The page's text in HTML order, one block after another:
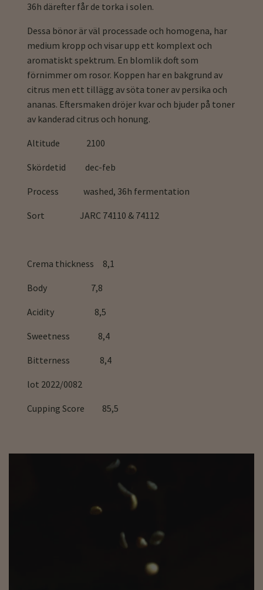
36h därefter får de torka i solen.
Dessa bönor är väl processade och homogena, har
medium kropp och visar upp ett komplext och
aromatiskt spektrum. En blomlik doft som
förnimmer om rosor. Koppen har en bakgrund av
citrus men ett tillägg av söta toner av persika och
ananas. Eftersmaken dröjer kvar och bjuder på toner
av kanderad citrus och honung.
Altitude 2100
Skördetid dec-feb
Process washed, 36h fermentation
Sort JARC 74110 & 74112
Crema thickness 8,1
Body 7,8
Acidity 8,5
Sweetness 8,4
Bitterness 8,4
lot 2022/0082
Cupping Score 85,5